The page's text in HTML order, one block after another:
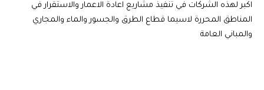
اكبر لهذه الشركات في تنفيذ مشاريع اعادة الاعمار والاستقرار في
المناطق المحررة لاسيما قطاع الطرق والجسور والماء والمجاري
والمباني العامة